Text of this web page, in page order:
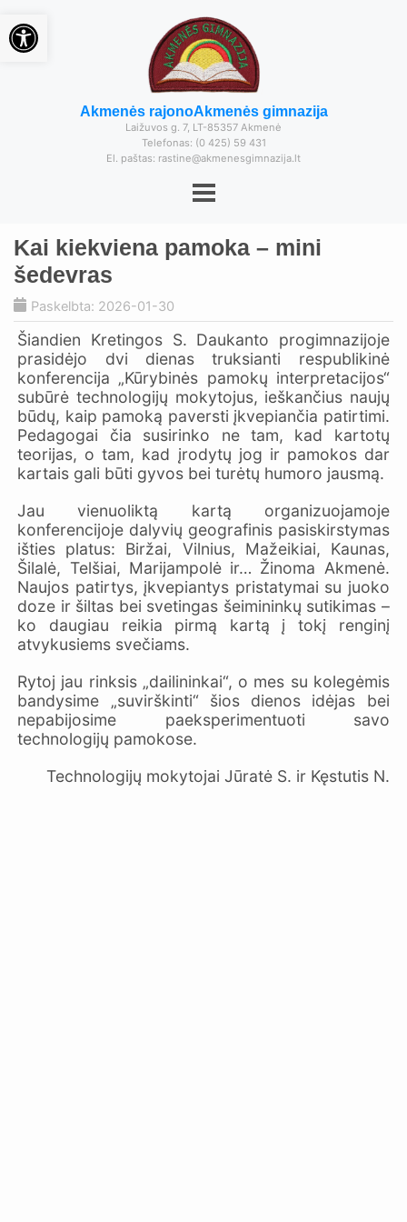
Akmenės rajonoAkmenės gimnazija
Laižuvos g. 7, LT-85357 Akmenė
Telefonas: (0 425) 59 431
El. paštas: rastine@akmenesgimnazija.lt
Kai kiekviena pamoka – mini
šedevras
Paskelbta: 2026-01-30
Šiandien Kretingos S. Daukanto progimnazijoje
prasidėjo dvi dienas truksianti respublikinė
konferencija „Kūrybinės pamokų interpretacijos“
subūrė technologijų mokytojus, ieškančius naujų
būdų, kaip pamoką paversti įkvepiančia patirtimi.
Pedagogai čia susirinko ne tam, kad kartotų
teorijas, o tam, kad įrodytų jog ir pamokos dar
kartais gali būti gyvos bei turėtų humoro jausmą.
Jau vienuoliktą kartą organizuojamoje
konferencijoje dalyvių geografinis pasiskirstymas
išties platus: Biržai, Vilnius, Mažeikiai, Kaunas,
Šilalė, Telšiai, Marijampolė ir… Žinoma Akmenė.
Naujos patirtys, įkvepiantys pristatymai su juoko
doze ir šiltas bei svetingas šeimininkų sutikimas –
ko daugiau reikia pirmą kartą į tokį renginį
atvykusiems svečiams.
Rytoj jau rinksis „dailininkai“, o mes su kolegėmis
bandysime „suvirškinti“ šios dienos idėjas bei
nepabijosime paeksperimentuoti savo
technologijų pamokose.
Technologijų mokytojai Jūratė S. ir Kęstutis N.
Open toolbar